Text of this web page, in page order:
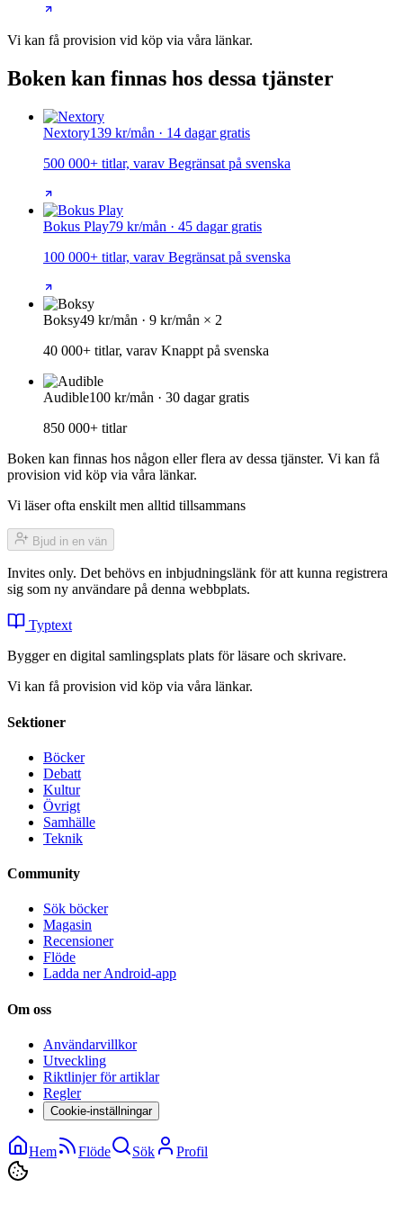
Vi kan få provision vid köp via våra länkar.
Boken kan finnas hos dessa tjänster
Nextory139 kr/mån · 14 dagar gratis
500 000+ titlar, varav Begränsat på svenska
Bokus Play79 kr/mån · 45 dagar gratis
100 000+ titlar, varav Begränsat på svenska
Boksy49 kr/mån · 9 kr/mån × 2
40 000+ titlar, varav Knappt på svenska
Audible100 kr/mån · 30 dagar gratis
850 000+ titlar
Boken kan finnas hos någon eller flera av dessa tjänster. Vi kan få
provision vid köp via våra länkar.
Vi läser ofta enskilt men alltid tillsammans
Bjud in en vän
Invites only. Det behövs en inbjudningslänk för att kunna registrera
sig som ny användare på denna webbplats.
Typtext
Bygger en digital samlingsplats plats för läsare och skrivare.
Vi kan få provision vid köp via våra länkar.
Sektioner
Böcker
Debatt
Kultur
Övrigt
Samhälle
Teknik
Community
Sök böcker
Magasin
Recensioner
Flöde
Ladda ner Android-app
Om oss
Användarvillkor
Utveckling
Riktlinjer för artiklar
Regler
Cookie-inställningar
Hem Flöde Sök Profil